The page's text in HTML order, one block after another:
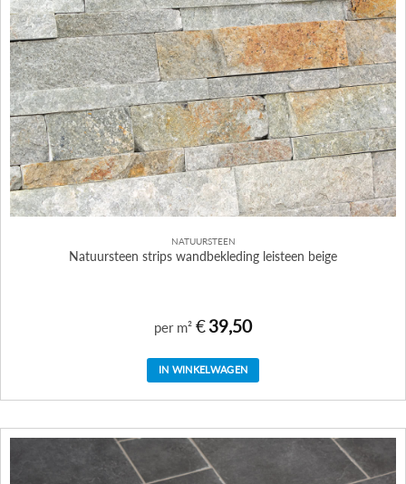
NATUURSTEEN
Natuursteen strips wandbekleding leisteen beige
per m² €39,50
IN WINKELWAGEN